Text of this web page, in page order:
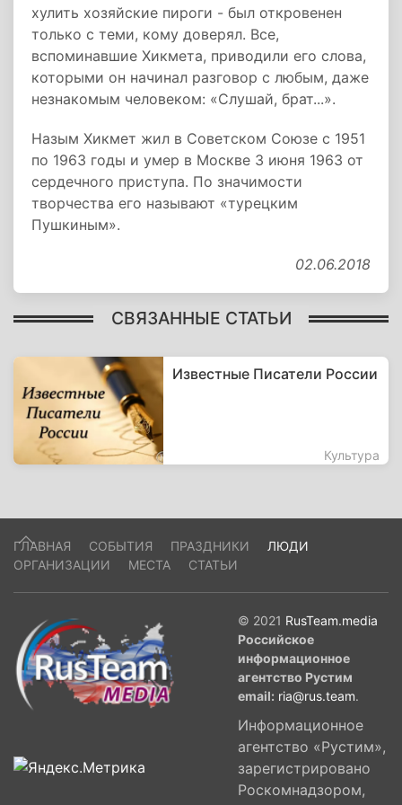
хулить хозяйские пироги - был откровенен
только с теми, кому доверял. Все,
вспоминавшие Хикмета, приводили его слова,
которыми он начинал разговор с любым, даже
незнакомым человеком: «Слушай, брат...».
Назым Хикмет жил в Советском Союзе с 1951
по 1963 годы и умер в Москве 3 июня 1963 от
сердечного приступа. По значимости
творчества его называют «турецким
Пушкиным».
02.06.2018
СВЯЗАННЫЕ СТАТЬИ
Известные Писатели России
Культура
ГЛАВНАЯ СОБЫТИЯ ПРАЗДНИКИ
ЛЮДИ
ОРГАНИЗАЦИИ
МЕСТА СТАТЬИ
© 2021 RusTeam.media
Российское
информационное
агентство Рустим
email: ria@rus.team.
Информационное
агентство «Рустим»,
зарегистрировано
Роскомнадзором,